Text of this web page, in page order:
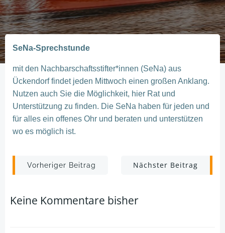
SeNa-Sprechstunde
mit den Nachbarschaftsstifter*innen (SeNa) aus
Ückendorf findet jeden Mittwoch einen großen Anklang.
Nutzen auch Sie die Möglichkeit, hier Rat und
Unterstützung zu finden. Die SeNa haben für jeden und
für alles ein offenes Ohr und beraten und unterstützen
wo es möglich ist.
Post
navigation
Vorheriger Beitrag
Post
navigation
Nächster Beitrag
Keine Kommentare bisher